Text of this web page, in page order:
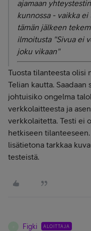
ajamaan
kunnossa - vaikka
tämän jälkeen
ilmoitusta "Sivua ei
joku vikaan"
Tuosta tilanteesta olisi
Telian kautta.
johtuisiko ongelma
verkkolaitteesta ja
verkkolaitetta. Testi ei
hetkiseen
lisätietona tarkkaa
testeistä.
Figki ALOITTAJA